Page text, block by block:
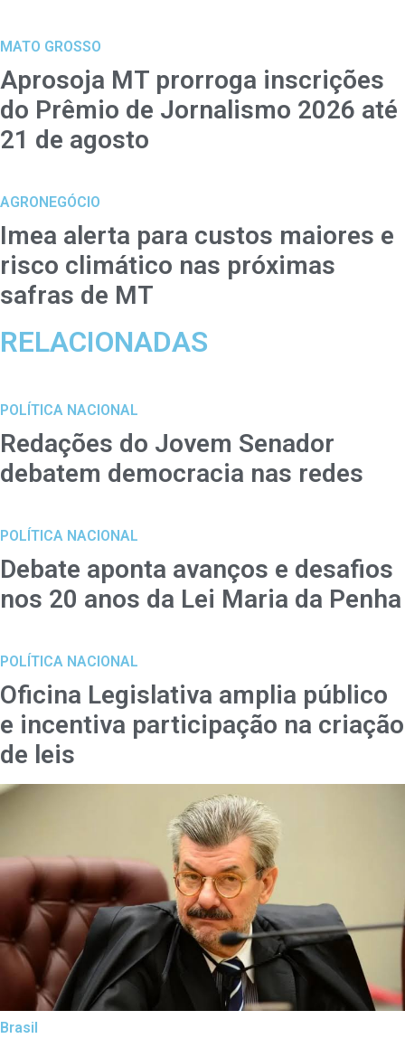
MATO GROSSO
Aprosoja MT prorroga inscrições
do Prêmio de Jornalismo 2026 até
21 de agosto
AGRONEGÓCIO
Imea alerta para custos maiores e
risco climático nas próximas
safras de MT
RELACIONADAS
POLÍTICA NACIONAL
Redações do Jovem Senador
debatem democracia nas redes
POLÍTICA NACIONAL
Debate aponta avanços e desafios
nos 20 anos da Lei Maria da Penha
POLÍTICA NACIONAL
Oficina Legislativa amplia público
e incentiva participação na criação
de leis
Brasil